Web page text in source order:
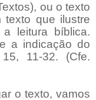
ou o texto
texto que ilustre
leitura bíblica.
a indicação do
11-32. (Cfe.
o texto, vamos